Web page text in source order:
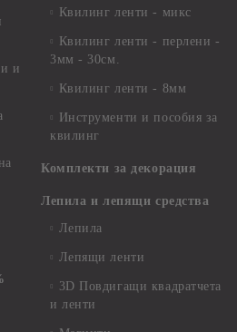
и
Квилинг ленти - микс
Квилинг ленти - перлени -
3мм - 30см.
Квилинг ленти - 8мм
Инструменти и пособия за
квилинг
Комплекти за декорация
Лепила и лепящи средства
Лепила
Лепящи ленти
3D Повдигащи квадратчета
и ленти